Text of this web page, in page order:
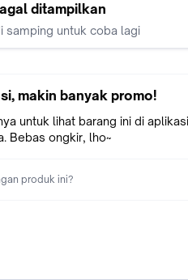
ditampilkan
samping untuk coba lagi
makin banyak promo!
untuk lihat barang ini di aplikasi
Bebas ongkir, lho~
produk ini?